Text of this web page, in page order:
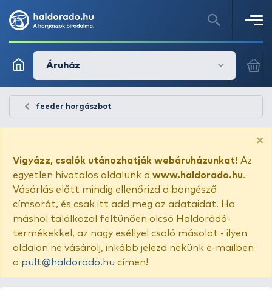
Áruház
feeder horgászbot
×
Vigyázz, csalók utánozhatják webáruházunkat! Az
egyetlen hivatalos oldalunk a www.haldorado.hu.
Vásárlás előtt mindig ellenőrizd a böngésző
címsorát, és csak itt add meg az adataidat. Ha
máshol találkozol feltűnően olcsó Haldorádó-
termékekkel, az nagy eséllyel csaló másolat - ilyen
oldalon ne vásárolj, inkább jelezd nekünk e-mailben
a pult@haldorado.hu címen!